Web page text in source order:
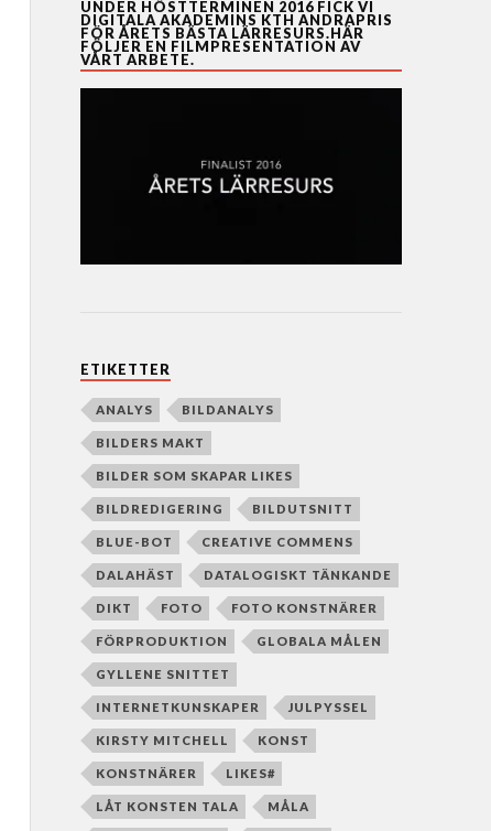
UNDER HÖSTTERMINEN 2016 FICK VI
DIGITALA AKADEMINS KTH ANDRAPRIS
FÖR ÅRETS BÄSTA LÄRRESURS.HÄR
FÖLJER EN FILMPRESENTATION AV
VÅRT ARBETE.
ETIKETTER
ANALYS BILDANALYS
BILDERS MAKT
BILDER SOM SKAPAR LIKES
BILDREDIGERING BILDUTSNITT
BLUE-BOT CREATIVE COMMENS
DALAHÄST DATALOGISKT TÄNKANDE
DIKT FOTO FOTO KONSTNÄRER
FÖRPRODUKTION GLOBALA MÅLEN
GYLLENE SNITTET
INTERNETKUNSKAPER JULPYSSEL
KIRSTY MITCHELL KONST
KONSTNÄRER LIKES#
LÅT KONSTEN TALA MÅLA